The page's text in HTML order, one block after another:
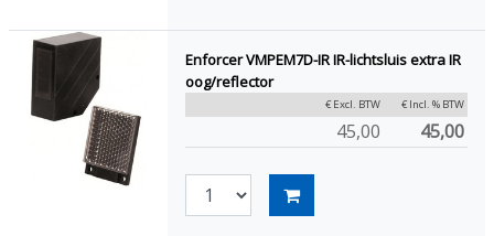
Enforcer VMPEM7D-IR IR-lichtsluis extra IR
oog/reflector
€ Excl. BTW € Incl. % BTW
45,00 45,00